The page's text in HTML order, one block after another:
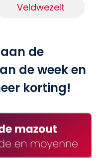
Veldwezelt
de
de week en
korting!